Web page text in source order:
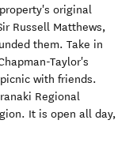
original
Russell Matthews,
them. Take in
Taylor's
with friends.
Regional
It is open all day,